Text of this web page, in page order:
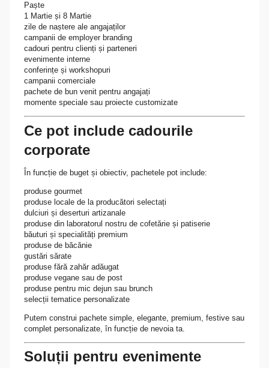
Paște
1 Martie și 8 Martie
zile de naștere ale angajaților
campanii de employer branding
cadouri pentru clienți și parteneri
evenimente interne
conferințe și workshopuri
campanii comerciale
pachete de bun venit pentru angajați
momente speciale sau proiecte customizate
Ce pot include cadourile
corporate
În funcție de buget și obiectiv, pachetele pot include:
produse gourmet
produse locale de la producători selectați
dulciuri și deserturi artizanale
produse din laboratorul nostru de cofetărie și patiserie
băuturi și specialități premium
produse de băcănie
gustări sărate
produse fără zahăr adăugat
produse vegane sau de post
produse pentru mic dejun sau brunch
selecții tematice personalizate
Putem construi pachete simple, elegante, premium, festive sau
complet personalizate, în funcție de nevoia ta.
Soluții pentru evenimente